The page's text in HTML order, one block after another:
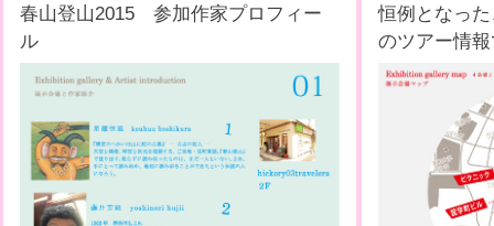
春山登山2015 参加作家プロフィー
ル
恒例となっ
のツアー情